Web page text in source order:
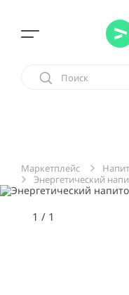
Маркетплейс
1 / 1